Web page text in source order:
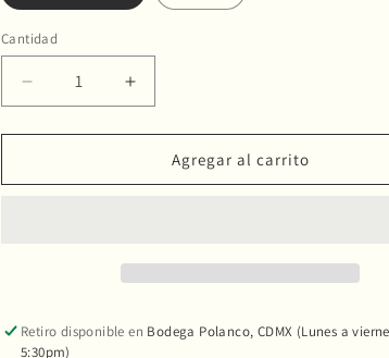
Cantidad
Reducir
cantidad
para
Air
Aumentar
cantidad
para
Origami
Air
Agregar al carrito
Retiro disponible en Bodega Polanco, CDMX (Lunes a
5:30pm)